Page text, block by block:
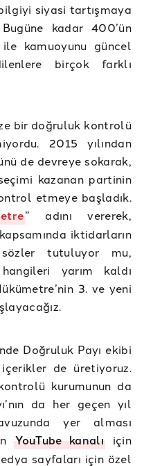
siyasi tartışmaya
kadar 400’ün
kamuoyunu güncel
birçok farklı
bir doğruluk kontrolü
2015 yılından
de devreye sokarak,
kazanan partinin
etmeye başladık.
” adını vererek,
iktidarların
tutuluyor mu,
yarım kaldı
3. ve yeni
Doğruluk Payı ekibi
de üretiyoruz.
kurumunun da
da her geçen yıl
yer alması
YouTube kanalı için
sayfaları için özel